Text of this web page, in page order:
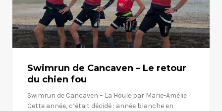
Swimrun de Cancaven – Le retour
du chien fou
Swimrun de Cancaven – La Houle par Marie-Amélie
Cette année, c’était décidé : année blanche en